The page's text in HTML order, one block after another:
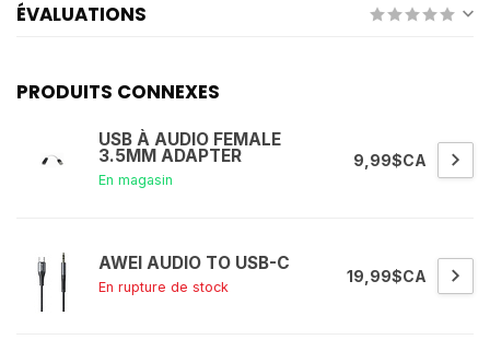
ÉVALUATIONS
PRODUITS CONNEXES
USB À AUDIO FEMALE
3.5MM ADAPTER
En magasin
9,99$CA
AWEI AUDIO TO USB-C
En rupture de stock
19,99$CA